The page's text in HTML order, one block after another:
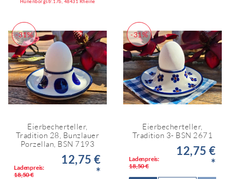
-31%
Eierbecherteller,
Tradition 28, Bunzlauer
Porzellan, BSN 7193
Ladenpreis:
18,50 €
12,75 €
*
-31%
Eierbecherteller,
Tradition 3- BSN 2671
Ladenpreis:
18,50 €
12,75 €
*